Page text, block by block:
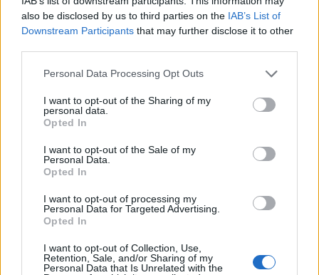
also be disclosed by us to third parties on the IAB’s List of
Downstream Participants that may further disclose it to other
Personal Data Processing Opt Outs
I want to opt-out of the Sharing of my
personal data.
Opted In
I want to opt-out of the Sale of my
Personal Data.
Opted In
I want to opt-out of processing my
Personal Data for Targeted Advertising.
Opted In
I want to opt-out of Collection, Use,
Retention, Sale, and/or Sharing of my
Personal Data that Is Unrelated with the